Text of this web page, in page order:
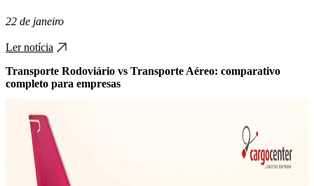
22 de janeiro
Ler notícia
Transporte Rodoviário vs Transporte Aéreo: comparativo
completo para empresas